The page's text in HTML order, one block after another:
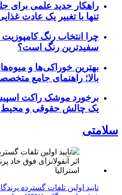
راهکار جدید علمی برای
تنها با تغییر یک عادت
چرا انتخاب رنگ کامپوزیت
سفیدترین رنگ است؟
بهترین خوراکی‌ها و
بالا؛ راهنمای جامع
برخورد موشک راکت
یک چالش حقوقی و محیط
سلامتی
تایید اولین تلفات گسترده